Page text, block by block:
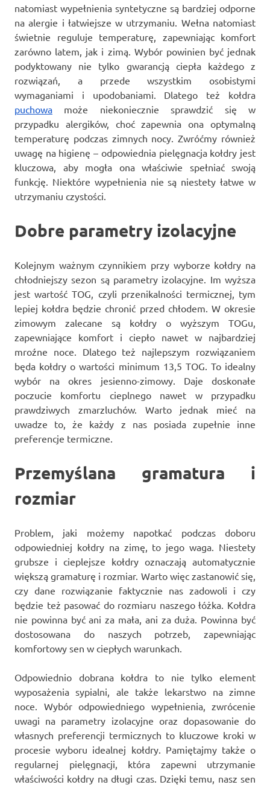
natomiast wypełnienia syntetyczne są bardziej odporne
na alergie i łatwiejsze w utrzymaniu. Wełna natomiast
świetnie reguluje temperaturę, zapewniając komfort
zarówno latem, jak i zimą. Wybór powinien być jednak
podyktowany nie tylko gwarancją ciepła każdego z
rozwiązań, a przede wszystkim osobistymi
wymaganiami i upodobaniami. Dlatego też kołdra
puchowa może niekoniecznie sprawdzić się w
przypadku alergików, choć zapewnia ona optymalną
temperaturę podczas zimnych nocy. Zwróćmy również
uwagę na higienę – odpowiednia pielęgnacja kołdry jest
kluczowa, aby mogła ona właściwie spełniać swoją
funkcję. Niektóre wypełnienia nie są niestety łatwe w
utrzymaniu czystości.
Dobre parametry izolacyjne
Kolejnym ważnym czynnikiem przy wyborze kołdry na
chłodniejszy sezon są parametry izolacyjne. Im wyższa
jest wartość TOG, czyli przenikalności termicznej, tym
lepiej kołdra będzie chronić przed chłodem. W okresie
zimowym zalecane są kołdry o wyższym TOGu,
zapewniające komfort i ciepło nawet w najbardziej
mroźne noce. Dlatego też najlepszym rozwiązaniem
będa kołdry o wartości minimum 13,5 TOG. To idealny
wybór na okres jesienno-zimowy. Daje doskonałe
poczucie komfortu cieplnego nawet w przypadku
prawdziwych zmarzluchów. Warto jednak mieć na
uwadze to, że każdy z nas posiada zupełnie inne
preferencje termiczne.
Przemyślana gramatura i
rozmiar
Problem, jaki możemy napotkać podczas doboru
odpowiedniej kołdry na zimę, to jego waga. Niestety
grubsze i cieplejsze kołdry oznaczają automatycznie
większą gramaturę i rozmiar. Warto więc zastanowić się,
czy dane rozwiązanie faktycznie nas zadowoli i czy
będzie też pasować do rozmiaru naszego łóżka. Kołdra
nie powinna być ani za mała, ani za duża. Powinna być
dostosowana do naszych potrzeb, zapewniając
komfortowy sen w ciepłych warunkach.
Odpowiednio dobrana kołdra to nie tylko element
wyposażenia sypialni, ale także lekarstwo na zimne
noce. Wybór odpowiedniego wypełnienia, zwrócenie
uwagi na parametry izolacyjne oraz dopasowanie do
własnych preferencji termicznych to kluczowe kroki w
procesie wyboru idealnej kołdry. Pamiętajmy także o
regularnej pielęgnacji, która zapewni utrzymanie
właściwości kołdry na długi czas. Dzięki temu, nasz sen